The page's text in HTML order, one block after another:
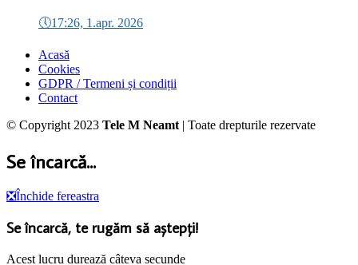
🕔17:26, 1.apr. 2026
Acasă
Cookies
GDPR / Termeni și condiții
Contact
© Copyright 2023 Tele M Neamt | Toate drepturile rezervate
Se încarcă...
❎Închide fereastra
Se încarcă, te rugăm să aștepți!
Acest lucru durează câteva secunde